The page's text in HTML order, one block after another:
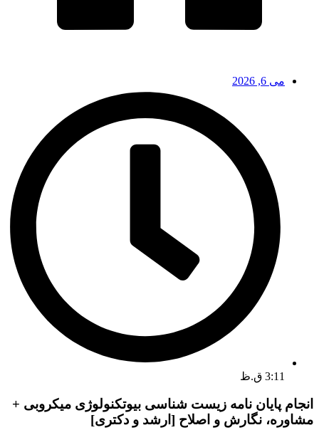
می 6, 2026
3:11 ق.ظ
انجام پایان نامه زیست شناسی بیوتکنولوژی میکروبی +
مشاوره، نگارش و اصلاح [ارشد و دکتری]